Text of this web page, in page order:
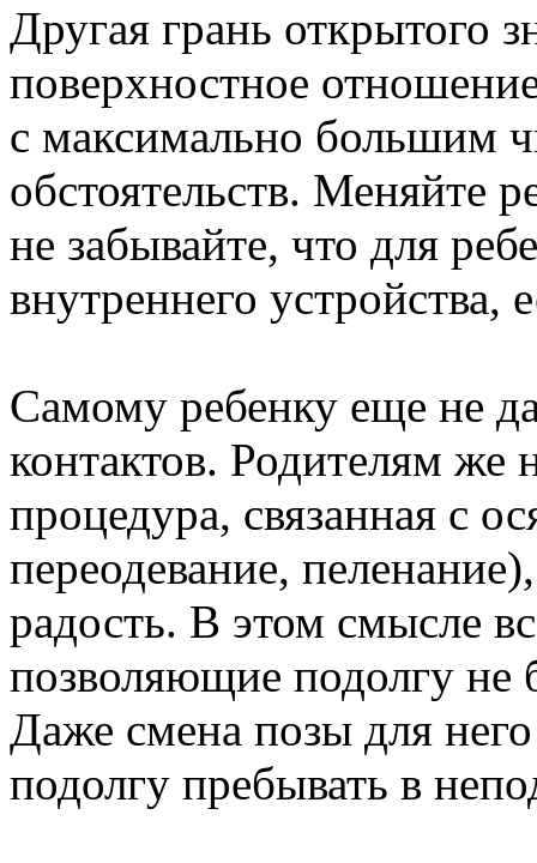
Другая грань открытого
поверхностное
с максимально большим
обстоятельств. Меняйте
не забывайте, что для
внутреннего устройства,
Самому ребенку еще не
контактов. Родителям же
процедура, связанная с
переодевание,
радость. В этом смысле
позволяющие подолгу не
Даже смена позы для
подолгу пребывать в